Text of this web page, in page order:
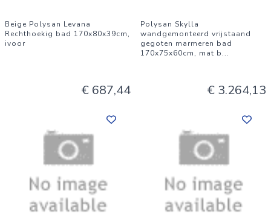
Beige Polysan Levana
Rechthoekig bad 170x80x39cm,
ivoor
€ 687,44
Polysan Skylla
wandgemonteerd vrijstaand
gegoten marmeren bad
170x75x60cm, mat b...
€ 3.264,13